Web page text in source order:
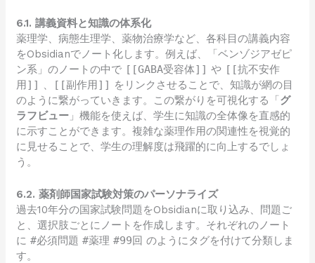
6.1. 講義資料と知識の体系化
薬理学、病態生理学、薬物治療学など、各科目の講義内容
をObsidianでノート化します。例えば、「ベンゾジアゼピ
ン系」のノートの中で [[GABA受容体]] や [[抗不安作
用]] 、 [[副作用]] をリンクさせることで、知識が網の目
のように繋がっていきます。この繋がりを可視化する「グ
ラフビュー 」機能を使えば、学生に知識の全体像を直感的
に示すことができます。複雑な薬理作用の関連性を視覚的
に見せることで、学生の理解度は飛躍的に向上するでしょ
う。
6.2. 薬剤師国家試験対策のパーソナライズ
過去10年分の国家試験問題をObsidianに取り込み、問題ご
と、選択肢ごとにノートを作成します。それぞれのノート
に#必須問題 #薬理 #99回 のようにタグを付けて分類しま
す。